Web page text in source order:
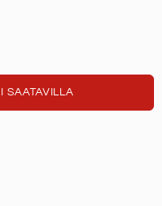
SAATAVILLA